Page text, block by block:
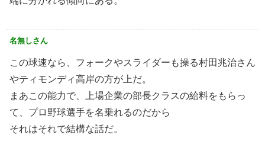
名無しさん
この球速なら、フォークやスライダーも操る村田兆治さん
やティモンディ高岸の方が上だ。
まあこの能力で、上場企業の部長クラスの給料をもらっ
て、プロ野球選手を名乗れるのだから
それはそれで結構な話だ。